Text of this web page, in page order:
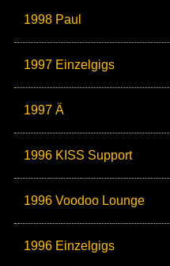
1998 Paul
1997 Einzelgigs
1997 Ä
1996 KISS Support
1996 Voodoo Lounge
1996 Einzelgigs